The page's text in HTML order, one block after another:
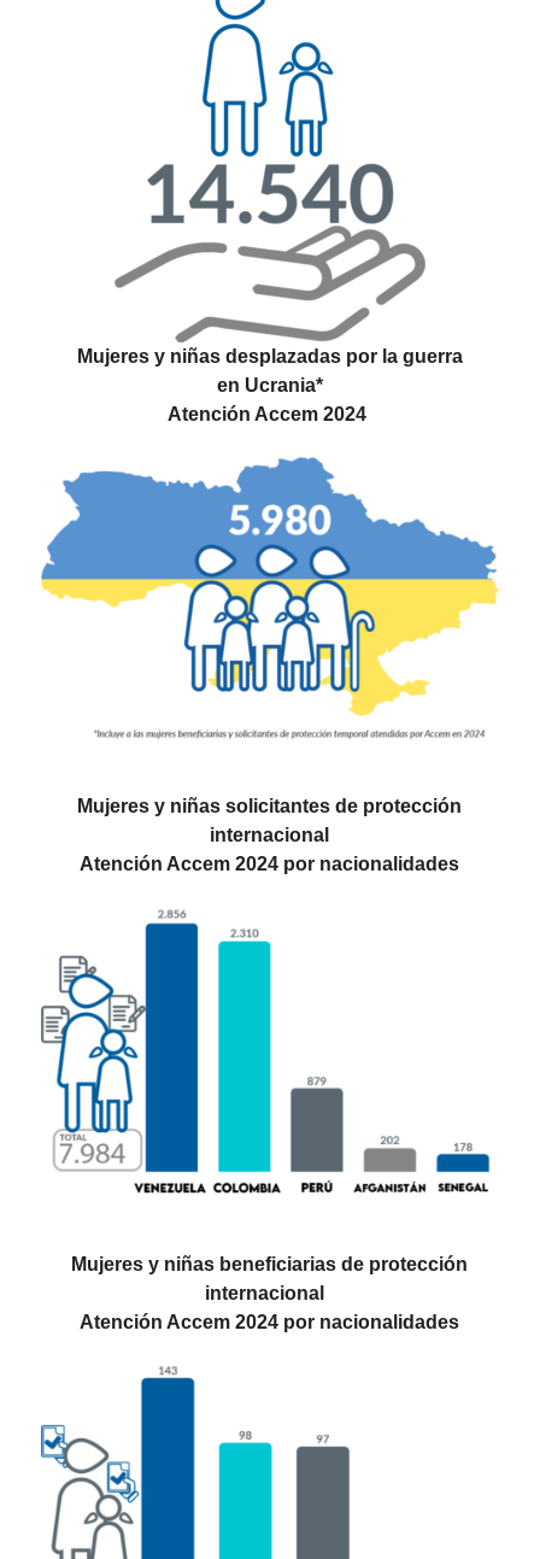
Mujeres y niñas desplazadas por la guerra
en Ucrania*
Atención Accem 2024
Mujeres y niñas solicitantes de protección
internacional
Atención Accem 2024 por nacionalidades
Mujeres y niñas beneficiarias de protección
internacional
Atención Accem 2024 por nacionalidades